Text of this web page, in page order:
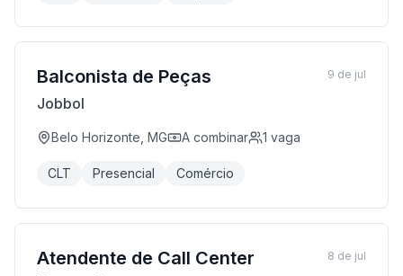
Balconista de Peças
Jobbol
Belo Horizonte, MG A combinar 1 vaga
CLT Presencial Comércio
9 de jul
Atendente de Call Center
8 de jul